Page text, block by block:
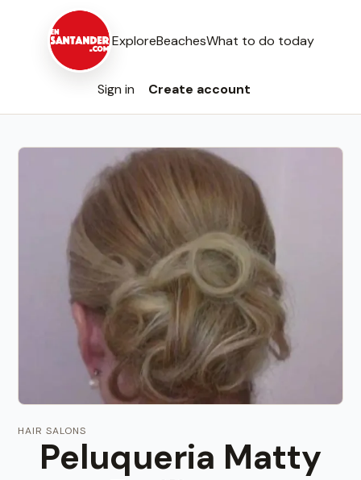
ExploreBeachesWhat to do today
Sign in Create account
HAIR SALONS
Peluqueria Matty